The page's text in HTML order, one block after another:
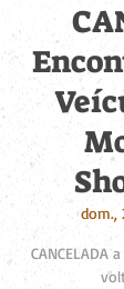
dom.,
CANCELADA